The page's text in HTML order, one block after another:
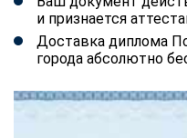
и признается
Доставка диплома
города абсолютно